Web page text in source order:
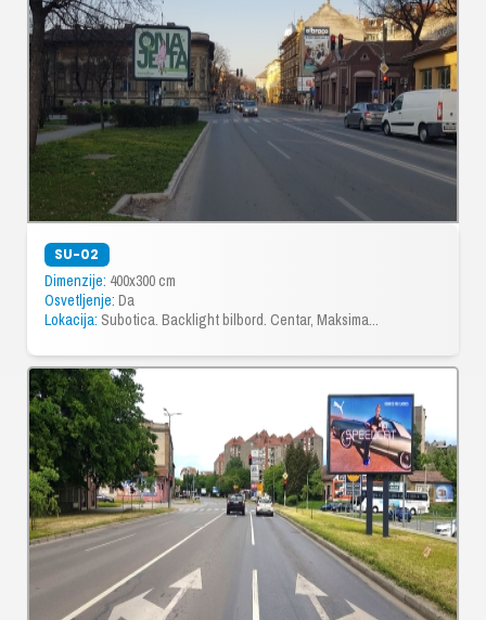
SU-02
Dimenzije: 400x300 cm
Osvetljenje: Da
Lokacija: Subotica. Backlight bilbord. Centar, Maksima...